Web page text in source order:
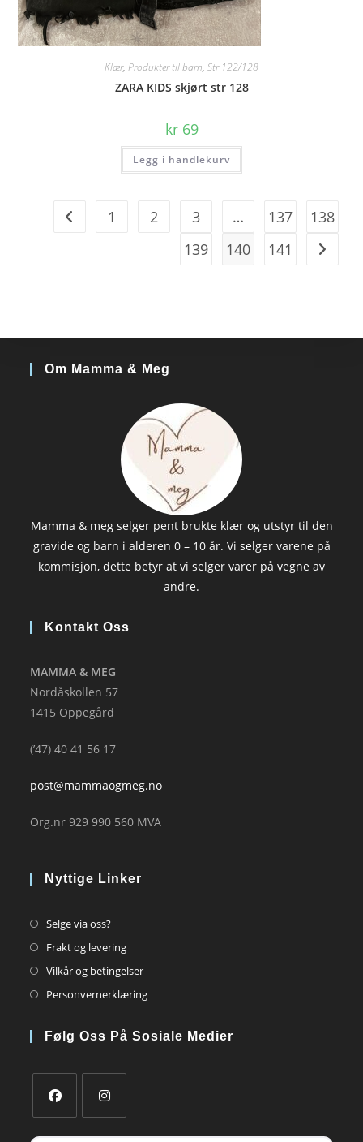
Klær, Produkter til barn, Str 122/128
ZARA KIDS skjørt str 128
kr69
Legg i handlekurv
1 2 3 … 137
138
139
140 141
Om Mamma & Meg
Mamma & meg selger pent brukte klær og utstyr til den
gravide og barn i alderen 0 – 10 år. Vi selger varene på
kommisjon, dette betyr at vi selger varer på vegne av
andre.
Kontakt Oss
MAMMA & MEG
Nordåskollen 57
1415 Oppegård
(’47) 40 41 56 17
post@mammaogmeg.no
Org.nr 929 990 560 MVA
Nyttige Linker
Selge via oss?Opens
in
tab
Frakt og leveringOpens
in
Vilkår og betingelserOpens
in
new
PersonvernerklæringOpens
a
Følg Oss På Sosiale Medier